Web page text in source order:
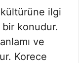
kültürüne ilgi
konudur.
ve
Korece